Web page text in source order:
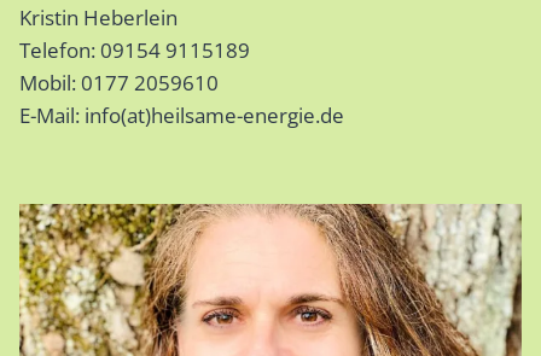
Kristin Heberlein
Telefon: 09154 9115189
Mobil: 0177 2059610
E-Mail: info(at)heilsame-energie.de